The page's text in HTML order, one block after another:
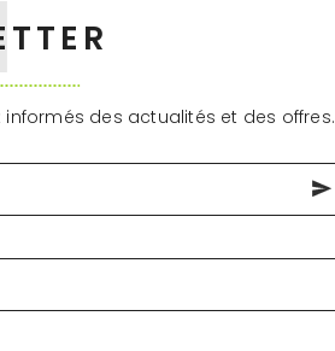
des actualités et des offres.